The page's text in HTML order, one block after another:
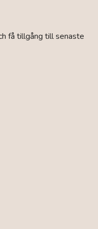
få tillgång till senaste